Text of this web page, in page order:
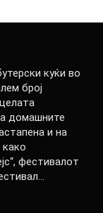
куќи во
број
домашните
и на
како
фестивалот